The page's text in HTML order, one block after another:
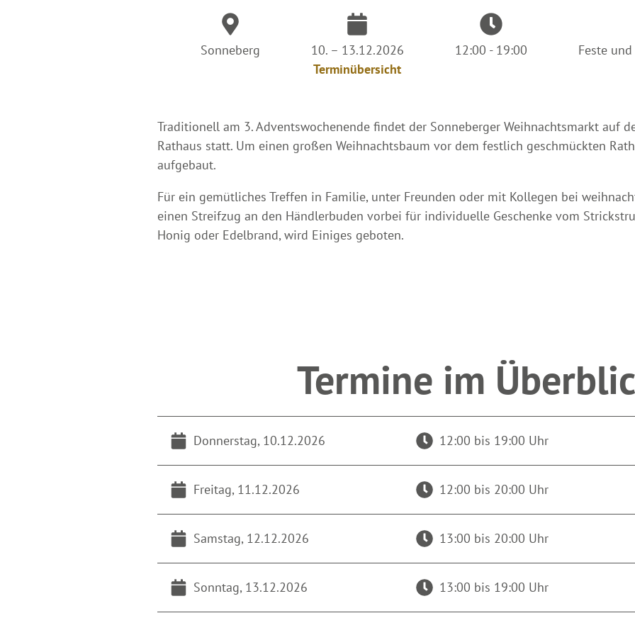
Sonneberg
10. – 13.12.2026
Terminübersicht
12:00 - 19:00 Feste
Traditionell am 3. Adventswochenende findet der Sonneberger Weihnachtsmarkt auf
Rathaus statt. Um einen großen Weihnachtsbaum vor dem festlich geschmückten
aufgebaut.
Für ein gemütliches Treffen in Familie, unter Freunden oder mit Kollegen bei
einen Streifzug an den Händlerbuden vorbei für individuelle Geschenke vom
Honig oder Edelbrand, wird Einiges geboten.
Termine im
Donnerstag, 10.12.2026 12:00 bis 19:00 Uhr
Freitag, 11.12.2026 12:00 bis 20:00 Uhr
Samstag, 12.12.2026 13:00 bis 20:00 Uhr
Sonntag, 13.12.2026 13:00 bis 19:00 Uhr